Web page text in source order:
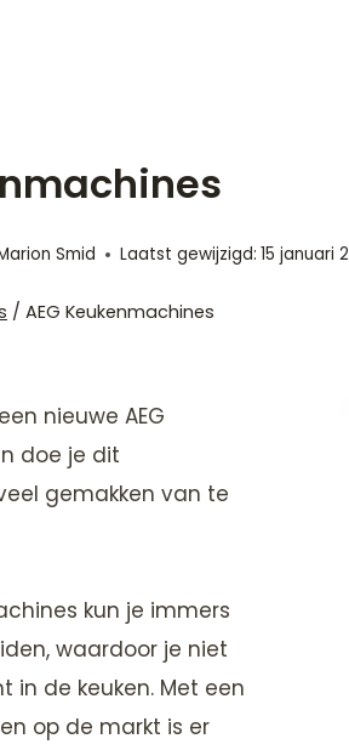
Smid Laatst gewijzigd: 15 januari
/ AEG Keukenmachines
nieuwe AEG
doe je dit
gemakken van te
kun je immers
waardoor je niet
in de keuken. Met een
op de markt is er